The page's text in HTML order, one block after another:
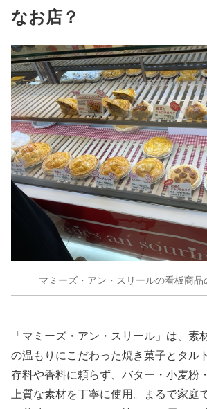
なお店？
マミーズ・アン・スリールの看板商品
「マミーズ・アン・スリール」は、素
の温もりにこだわった焼き菓子とタル
存料や香料に頼らず、バター・小麦粉
上質な素材を丁寧に使用。まるで家庭